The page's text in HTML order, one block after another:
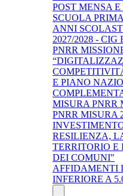
POST MENSA
SCUOLA
ANNI
2027/2028 - CIG
PNRR
E PIANO
MISURA PNRR
PNRR MISURA
RESILIENZA,
TERRITORIO E
DEI COMUNI"
AFFIDAMENTI
INFERIORE A